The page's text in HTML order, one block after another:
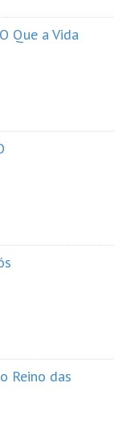
Que a Vida
Reino das